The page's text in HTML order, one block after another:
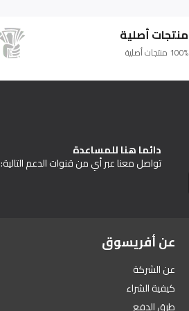
منتجات أصلية
100% منتجات أصلية
دائما هنا للمساعدة
تواصل معنا عبر أي من قنوات الدعم التالية:
عن أفريسوق
عن الشركة
كيفية الشراء
طرق الدفع